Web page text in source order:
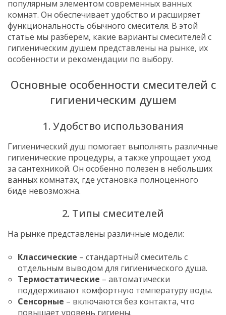
популярным элементом современных ванных
комнат. Он обеспечивает удобство и расширяет
функциональность обычного смесителя. В этой
статье мы разберем, какие варианты смесителей с
гигиеническим душем представлены на рынке, их
особенности и рекомендации по выбору.
Основные особенности смесителей с
гигиеническим душем
1. Удобство использования
Гигиенический душ помогает выполнять различные
гигиенические процедуры, а также упрощает уход
за сантехникой. Он особенно полезен в небольших
ванных комнатах, где установка полноценного
биде невозможна.
2. Типы смесителей
На рынке представлены различные модели:
Классические – стандартный смеситель с
отдельным выводом для гигиенического душа.
Термостатические – автоматически
поддерживают комфортную температуру воды.
Сенсорные – включаются без контакта, что
повышает уровень гигиены.